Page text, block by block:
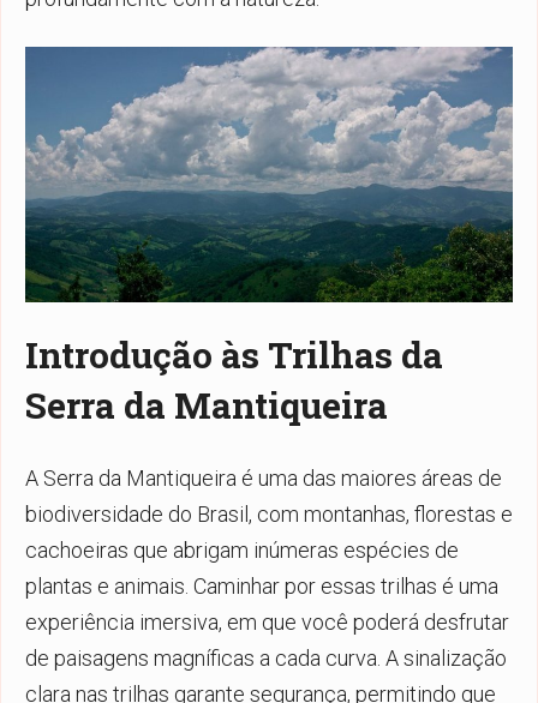
Introdução às Trilhas da
Serra da Mantiqueira
A Serra da Mantiqueira é uma das maiores áreas de
biodiversidade do Brasil, com montanhas, florestas e
cachoeiras que abrigam inúmeras espécies de
plantas e animais. Caminhar por essas trilhas é uma
experiência imersiva, em que você poderá desfrutar
de paisagens magníficas a cada curva. A sinalização
clara nas trilhas garante segurança, permitindo que